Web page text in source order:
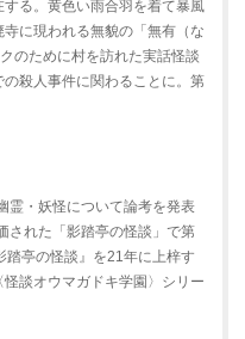
る。黄色い雨合羽を着て暴風
に現われる無貌の「無有（な
のために村を訪れた実話怪談
殺人事件に関わることに。第
霊・妖怪について論考を発表
された「影踏亭の怪談」で第
踏亭の怪談』を21年に上梓す
談オウマガドキ学園〉シリー